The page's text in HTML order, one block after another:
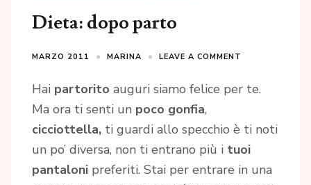
Dieta: dopo parto
MARZO 2011 MARINA LEAVE A COMMENT
Hai partorito auguri siamo felice per te.
Ma ora ti senti un poco gonfia,
cicciottella, ti guardi allo specchio è ti noti
un po’ diversa, non ti entrano più i tuoi
pantaloni preferiti. Stai per entrare in una